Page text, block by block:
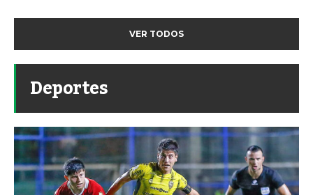
VER TODOS
Deportes